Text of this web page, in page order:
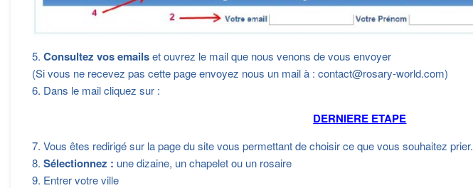
5. Consultez vos emailset ouvrez le mail que nous venons de vous envoyer
(Si vous ne recevez pas cette page envoyez nous un mail à : contact@rosary-world.com)
6. Dans le mail cliquez sur :
DERNIERE ETAPE
7. Vous êtes redirigé sur la page du site vous permettant de choisir ce que vous souhaitez prier.
8. Sélectionnez : une dizaine, un chapelet ou un rosaire
9. Entrer votre ville